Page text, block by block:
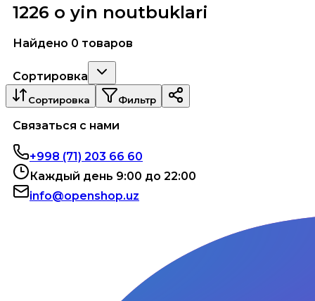
1226 o yin noutbuklari
Найдено 0 товаров
Сортировка
Сортировка Фильтр
Связаться с нами
+998 (71) 203 66 60
Каждый день 9:00 до 22:00
info@openshop.uz